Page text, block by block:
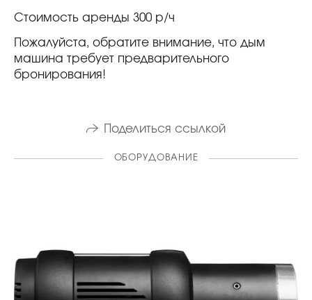
Стоимость аренды 300 р/ч
Пожалуйста, обратите внимание, что дым
машина требует предварительного
бронирования!
Поделиться ссылкой
ОБОРУДОВАНИЕ